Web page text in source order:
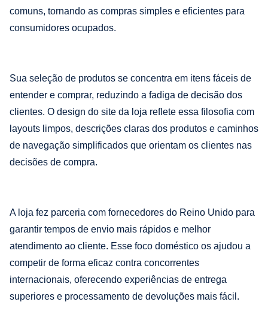
comuns, tornando as compras simples e eficientes para
consumidores ocupados.
Sua seleção de produtos se concentra em itens fáceis de
entender e comprar, reduzindo a fadiga de decisão dos
clientes. O design do site da loja reflete essa filosofia com
layouts limpos, descrições claras dos produtos e caminhos
de navegação simplificados que orientam os clientes nas
decisões de compra.
A loja fez parceria com fornecedores do Reino Unido para
garantir tempos de envio mais rápidos e melhor
atendimento ao cliente. Esse foco doméstico os ajudou a
competir de forma eficaz contra concorrentes
internacionais, oferecendo experiências de entrega
superiores e processamento de devoluções mais fácil.